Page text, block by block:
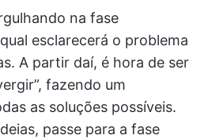
na fase
esclarecerá o problema
A partir daí, é hora de ser
fazendo um
as soluções possíveis.
passe para a fase